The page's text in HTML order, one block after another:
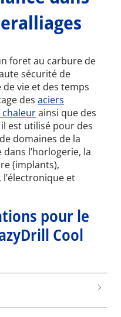
foret au carbure de
sécurité de
vie et des temps
des aciers
chaleurainsi que des
est utilisé pour des
domaines de la
l’horlogerie, la
(implants),
l’électronique et
pour le
Cool